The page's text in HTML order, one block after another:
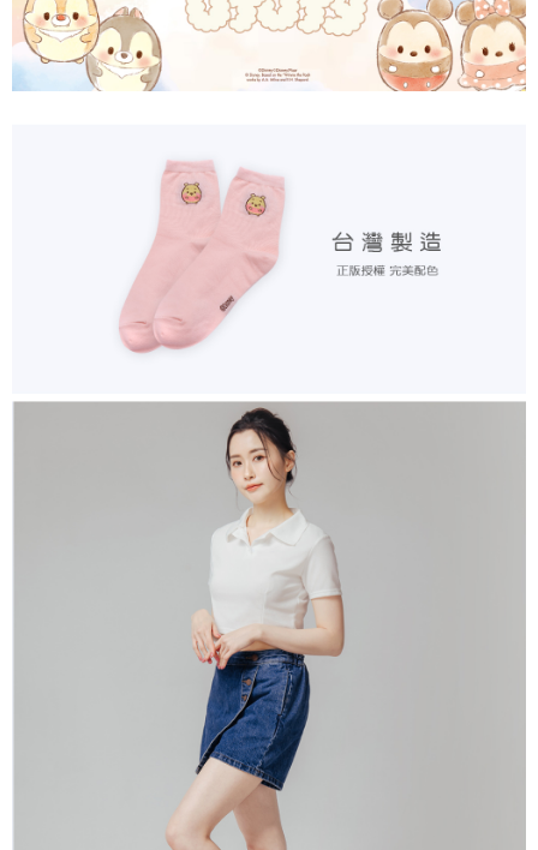
全家取貨付款
每筆NT$80，滿NT$899(含以上)免運費
付款後全家取貨
每筆NT$80，滿NT$899(含以上)免運費
每筆NT$80，滿NT$859(含以上)免運費
每筆NT$85，滿NT$859(含以上)免運費